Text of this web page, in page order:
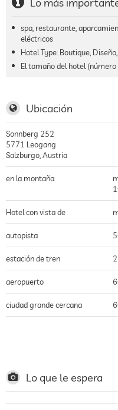
spa, restaurante,
eléctricos
Hotel Type: Boutique,
El tamaño del hotel (número
Ubicación
Sonnberg 252
5771 Leogang
Salzburgo Austria
en la montaña:
Hotel con vista de
autopista
estación de tren
aeropuerto
ciudad grande cercana
teleféricoLo que le espera